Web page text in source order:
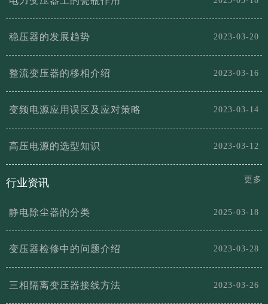
稳压器的发展趋势 2023-03-20
整流变压器的移相介绍 2023-03-16
变频电源应用误区及应对策略 2023-03-14
高压电源的选型知识 2023-03-12
更多
行业资讯
静电除尘器的分类 2025-03-18
变压器检修中的问题介绍 2023-03-28
三相隔离变压器接线方法 2023-03-26